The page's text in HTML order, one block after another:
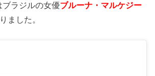
ラジルの女優ブルーナ・マルケジー
ました。